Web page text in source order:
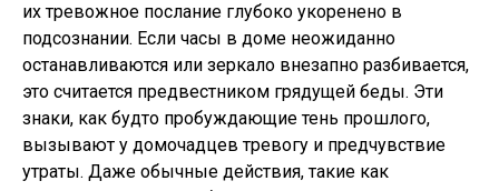
их тревожное послание глубоко укоренено в
подсознании. Если часы в доме неожиданно
останавливаются или зеркало внезапно разбивается,
это считается предвестником грядущей беды. Эти
знаки, как будто пробуждающие тень прошлого,
вызывают у домочадцев тревогу и предчувствие
утраты. Даже обычные действия, такие как